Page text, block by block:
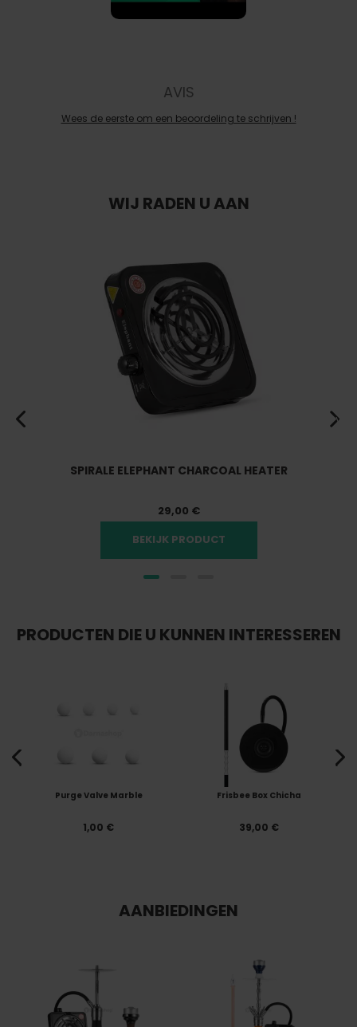
AVIS
Wees de eerste om een beoordeling te schrijven !
WIJ RADEN U AAN
SPIRALE ELEPHANT CHARCOAL HEATER
29,00 €
BEKIJK PRODUCT
Vorige
PRODUCTEN DIE U KUNNEN INTERESSEREN
Purge Valve Marble
1,00 €
Frisbee Box Chicha
39,00 €
AANBIEDINGEN